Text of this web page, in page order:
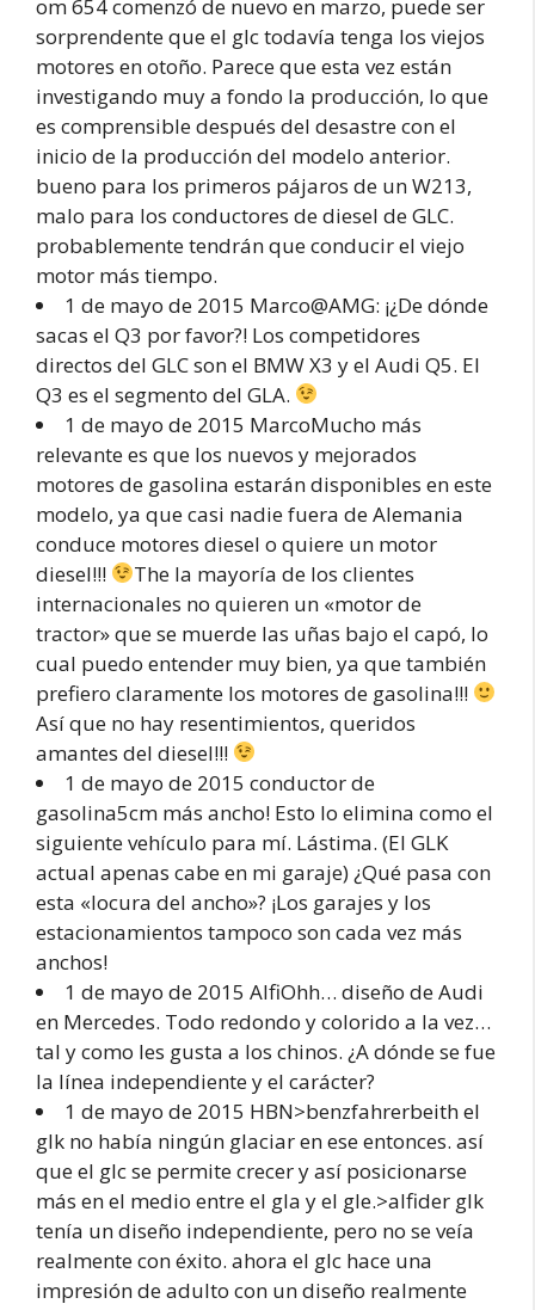
om 654 comenzó de nuevo en marzo, puede ser
sorprendente que el glc todavía tenga los viejos
motores en otoño. Parece que esta vez están
investigando muy a fondo la producción, lo que
es comprensible después del desastre con el
inicio de la producción del modelo anterior.
bueno para los primeros pájaros de un W213,
malo para los conductores de diesel de GLC.
probablemente tendrán que conducir el viejo
motor más tiempo.
1 de mayo de 2015 Marco@AMG: ¡¿De dónde
sacas el Q3 por favor?! Los competidores
directos del GLC son el BMW X3 y el Audi Q5. El
Q3 es el segmento del GLA.
1 de mayo de 2015 MarcoMucho más
relevante es que los nuevos y mejorados
motores de gasolina estarán disponibles en este
modelo, ya que casi nadie fuera de Alemania
conduce motores diesel o quiere un motor
diesel!!!
The la mayoría de los clientes
internacionales no quieren un «motor de
tractor» que se muerde las uñas bajo el capó, lo
cual puedo entender muy bien, ya que también
prefiero claramente los motores de gasolina!!!
Así que no hay resentimientos, queridos
amantes del diesel!!!
1 de mayo de 2015 conductor de
gasolina5cm más ancho! Esto lo elimina como el
siguiente vehículo para mí. Lástima. (El GLK
actual apenas cabe en mi garaje) ¿Qué pasa con
esta «locura del ancho»? ¡Los garajes y los
estacionamientos tampoco son cada vez más
anchos!
1 de mayo de 2015 AlfiOhh… diseño de Audi
en Mercedes. Todo redondo y colorido a la vez…
tal y como les gusta a los chinos. ¿A dónde se fue
la línea independiente y el carácter?
1 de mayo de 2015 HBN>benzfahrerbeith el
glk no había ningún glaciar en ese entonces. así
que el glc se permite crecer y así posicionarse
más en el medio entre el gla y el gle.>alfider glk
tenía un diseño independiente, pero no se veía
realmente con éxito. ahora el glc hace una
impresión de adulto con un diseño realmente